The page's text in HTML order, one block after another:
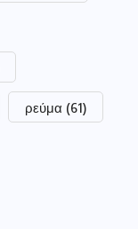
ρεύμα (61)